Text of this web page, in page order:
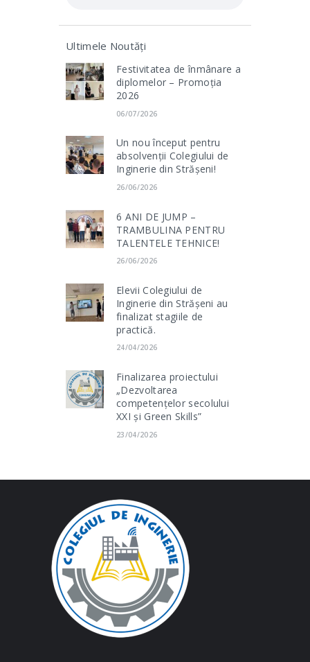
Ultimele Noutăți
Festivitatea de înmânare a
diplomelor – Promoția
2026
06/07/2026
Un nou început pentru
absolvenții Colegiului de
Inginerie din Strășeni!
26/06/2026
6 ANI DE JUMP –
TRAMBULINA PENTRU
TALENTELE TEHNICE!
26/06/2026
Elevii Colegiului de
Inginerie din Strășeni au
finalizat stagiile de
practică.
24/04/2026
Finalizarea proiectului
„Dezvoltarea
competențelor secolului
XXI și Green Skills”
23/04/2026